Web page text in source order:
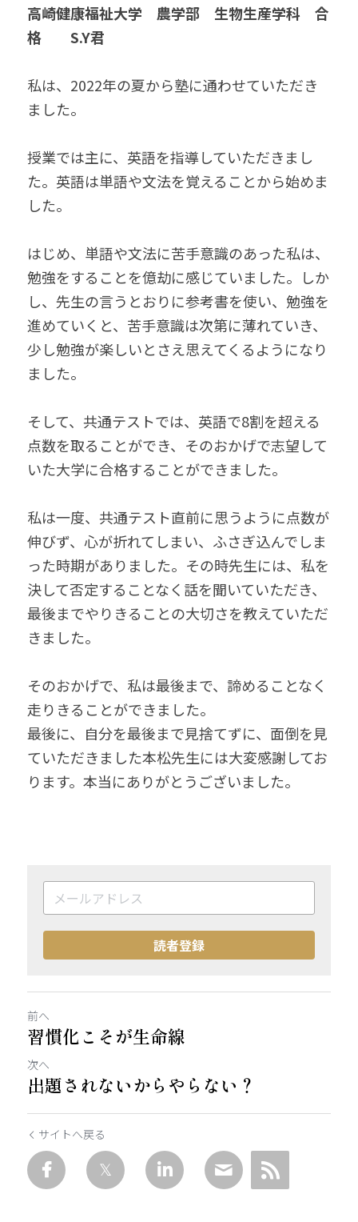
高崎健康福祉大学　農学部　生物生産学科　合
格　　S.Y君
私は、2022年の夏から塾に通わせていただき
ました。
授業では主に、英語を指導していただきまし
た。英語は単語や文法を覚えることから始めま
した。
はじめ、単語や文法に苦手意識のあった私は、
勉強をすることを億劫に感じていました。しか
し、先生の言うとおりに参考書を使い、勉強を
進めていくと、苦手意識は次第に薄れていき、
少し勉強が楽しいとさえ思えてくるようになり
ました。
そして、共通テストでは、英語で8割を超える
点数を取ることができ、そのおかげで志望して
いた大学に合格することができました。
私は一度、共通テスト直前に思うように点数が
伸びず、心が折れてしまい、ふさぎ込んでしま
った時期がありました。その時先生には、私を
決して否定することなく話を聞いていただき、
最後までやりきることの大切さを教えていただ
きました。
そのおかげで、私は最後まで、諦めることなく
走りきることができました。
最後に、自分を最後まで見捨てずに、面倒を見
ていただきました本松先生には大変感謝してお
ります。本当にありがとうございました。
読者登録
前へ
習慣化こそが生命線
次へ
出題されないからやらない？
サイトへ戻る